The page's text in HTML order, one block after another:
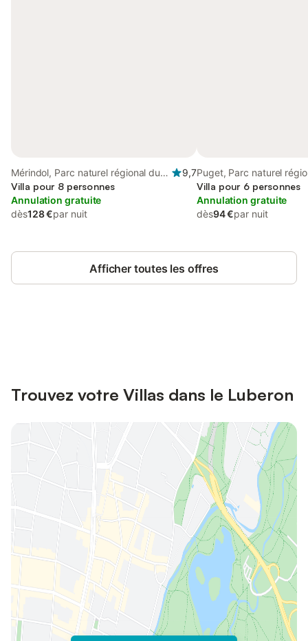
Mérindol, Parc naturel régional du
Luberon
9,7
Villa pour 8 personnes
Annulation gratuite
dès128 €par nuit
Puget, Parc naturel
Luberon
Villa pour 6 personnes
Annulation gratuite
dès94 €par nuit
Afficher toutes les offres
Trouvez votre Villas dans le Luberon